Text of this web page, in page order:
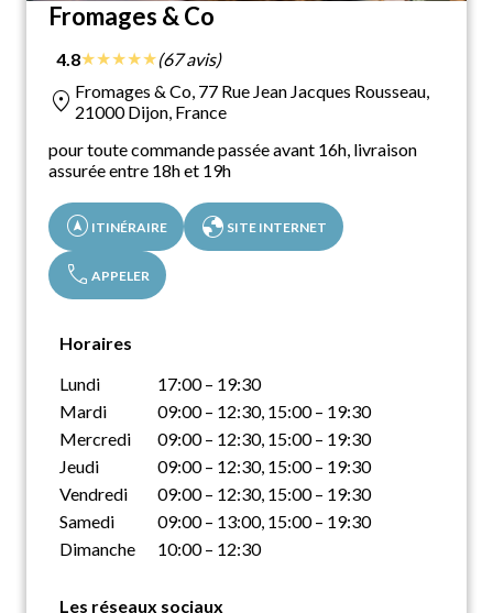
Fromages & Co
4.8★★★★★(67 avis)
location_on Fromages & Co, 77 Rue Jean Jacques Rousseau,
21000 Dijon, France
pour toute commande passée avant 16h, livraison
assurée entre 18h et 19h
assistant_navigation ITINÉRAIRE globe SITE INTERNET
call APPELER
Horaires
Lundi
17:00 – 19:30
Mardi
09:00 – 12:30, 15:00 – 19:30
Mercredi
09:00 – 12:30, 15:00 – 19:30
Jeudi
09:00 – 12:30, 15:00 – 19:30
Vendredi
09:00 – 12:30, 15:00 – 19:30
Samedi
09:00 – 13:00, 15:00 – 19:30
Dimanche
10:00 – 12:30
Les réseaux sociaux